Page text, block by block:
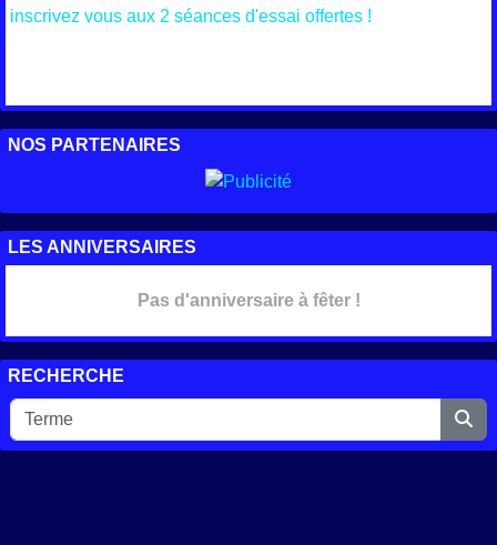
inscrivez vous aux 2 séances d'essai offertes !
NOS PARTENAIRES
LES ANNIVERSAIRES
Pas d'anniversaire à fêter !
RECHERCHE